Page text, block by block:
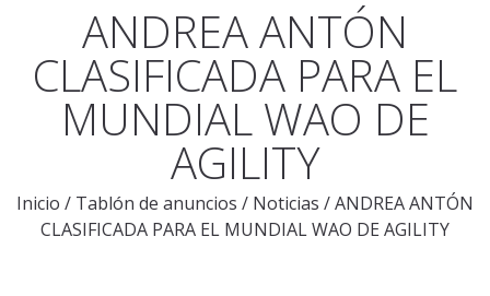
ANDREA ANTÓN
CLASIFICADA PARA EL
MUNDIAL WAO DE
AGILITY
Inicio / Tablón de anuncios / Noticias /ANDREA ANTÓN
CLASIFICADA PARA EL MUNDIAL WAO DE AGILITY